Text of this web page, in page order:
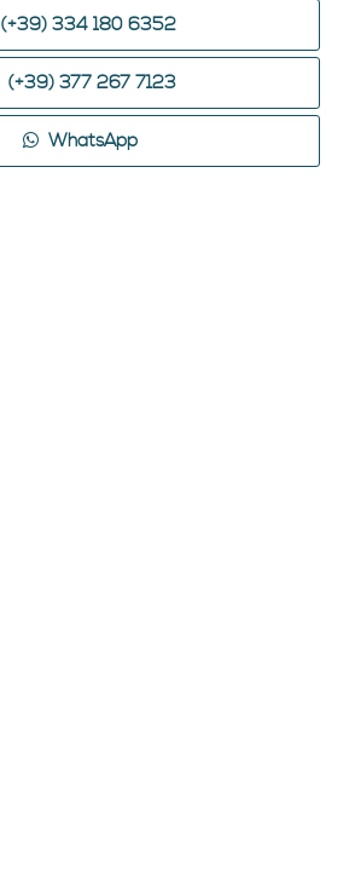
(+39) 334 180 6352
(+39) 377 267 7123
WhatsApp